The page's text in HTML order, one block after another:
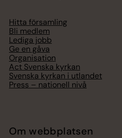
Hitta församling
Bli medlem
Lediga jobb
Ge en gåva
Organisation
Act Svenska kyrkan
Svenska kyrkan i utlandet
Press – nationell nivå
Om webbplatsen